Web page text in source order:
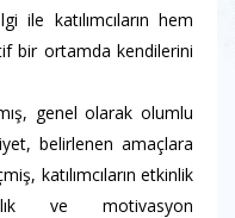
ile katılımcıların hem
bir ortamda kendilerini
genel olarak olumlu
belirlenen amaçlara
katılımcıların etkinlik
ve motivasyon